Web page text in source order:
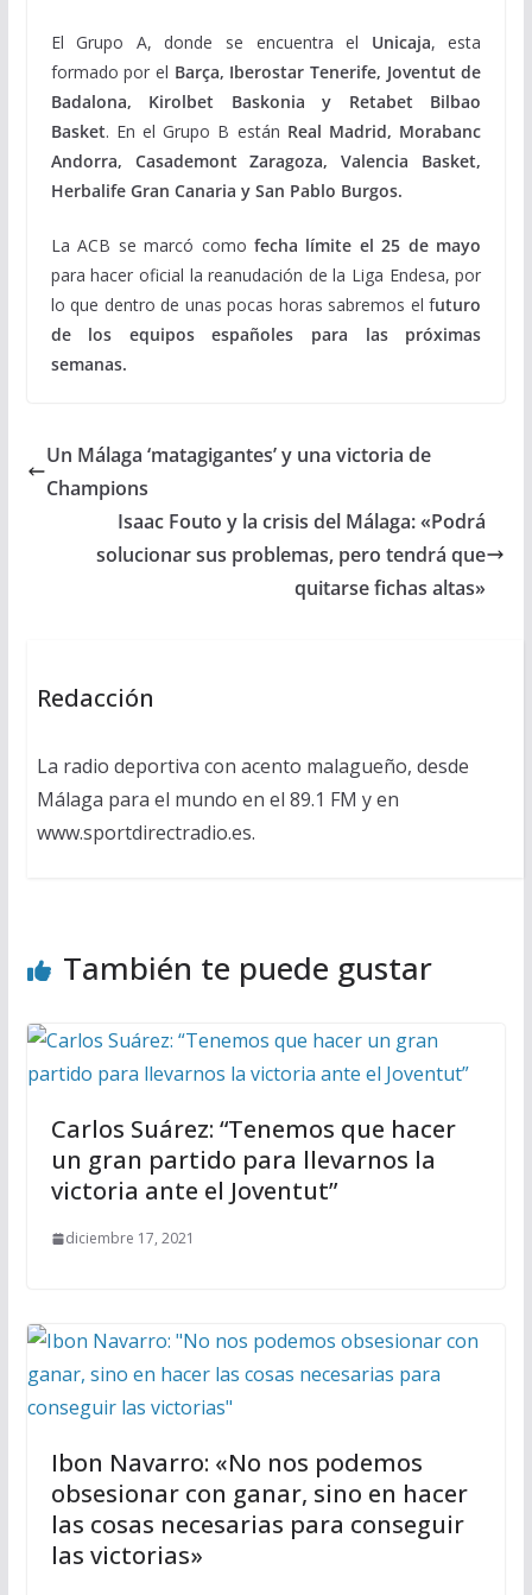
El Grupo A, donde se encuentra el Unicaja, esta
formado por el Barça, Iberostar Tenerife, Joventut de
Badalona, Kirolbet Baskonia y Retabet Bilbao
Basket. En el Grupo B están Real Madrid, Morabanc
Andorra, Casademont Zaragoza, Valencia Basket,
Herbalife Gran Canaria y San Pablo Burgos.
La ACB se marcó como fecha límite el 25 de mayo
para hacer oficial la reanudación de la Liga Endesa, por
lo que dentro de unas pocas horas sabremos el futuro
de los equipos españoles para las próximas
semanas.
Un Málaga ‘matagigantes’ y una victoria de
Champions
Isaac Fouto y la crisis del Málaga: «Podrá
solucionar sus problemas, pero tendrá que
quitarse fichas altas»
Redacción
La radio deportiva con acento malagueño, desde
Málaga para el mundo en el 89.1 FM y en
www.sportdirectradio.es.
También te puede gustar
Carlos Suárez: “Tenemos que hacer
un gran partido para llevarnos la
victoria ante el Joventut”
diciembre 17, 2021
Ibon Navarro: «No nos podemos
obsesionar con ganar, sino en hacer
las cosas necesarias para conseguir
las victorias»